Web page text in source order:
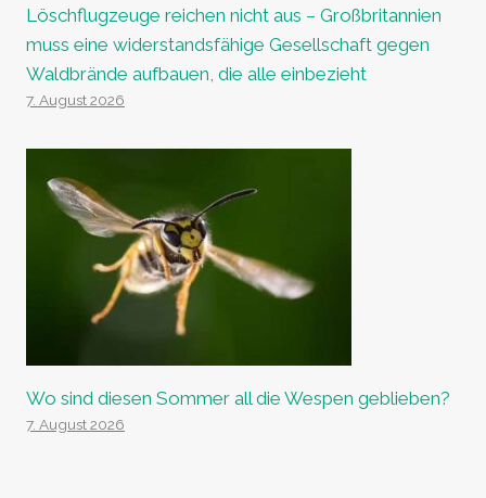
Löschflugzeuge reichen nicht aus – Großbritannien
muss eine widerstandsfähige Gesellschaft gegen
Waldbrände aufbauen, die alle einbezieht
7. August 2026
Wo sind diesen Sommer all die Wespen geblieben?
7. August 2026